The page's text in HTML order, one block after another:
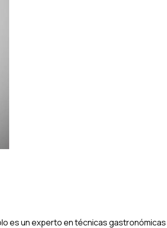
es un experto en técnicas